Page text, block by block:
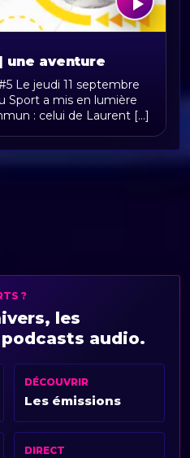
une aventure
et santé
Le jeudi 11 septembre
Sport a mis en lumière
: celui de Laurent [...]
?
les
audio.
DÉCOUVRIR
Les émissions
DIRECT